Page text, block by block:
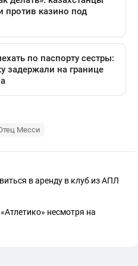
Месси
в аренду в клуб из АПЛ
несмотря на